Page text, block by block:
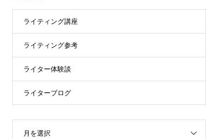
ライティング講座
ライティング参考
ライター体験談
ライターブログ
月を選択